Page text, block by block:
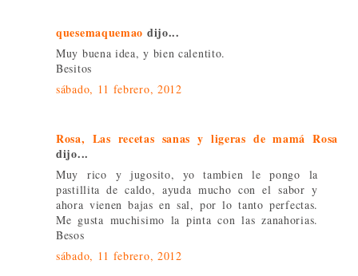
quesemaquemao dijo...
Muy buena idea, y bien calentito.
Besitos
sábado, 11 febrero, 2012
Rosa, Las recetas sanas y ligeras de mamá Rosa
dijo...
Muy rico y jugosito, yo tambien le pongo la
pastillita de caldo, ayuda mucho con el sabor y
ahora vienen bajas en sal, por lo tanto perfectas.
Me gusta muchisimo la pinta con las zanahorias.
Besos
sábado, 11 febrero, 2012